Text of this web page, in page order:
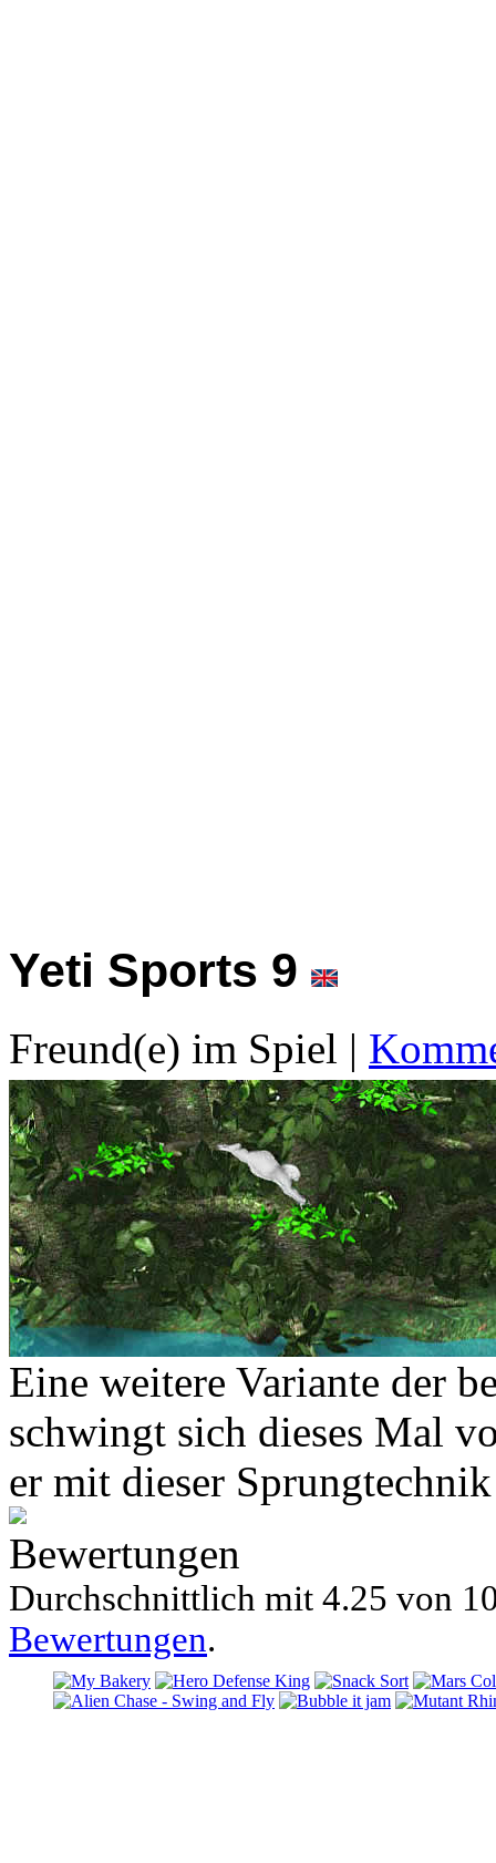
Yeti Sports 9
Freund(e) im Spiel |
Eine weitere Variante der
schwingt sich dieses Mal
er mit dieser
Bewertungen
Durchschnittlich mit 4.25 von
Bewertungen.